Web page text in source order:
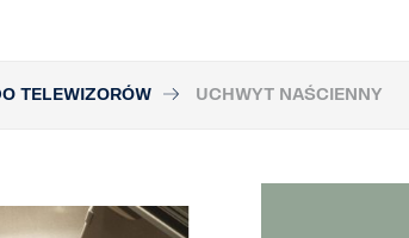
TELEWIZORÓW UCHWYT NAŚCIENNY